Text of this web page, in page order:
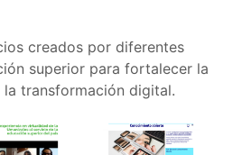
creados por diferentes
superior para fortalecer la
transformación digital.